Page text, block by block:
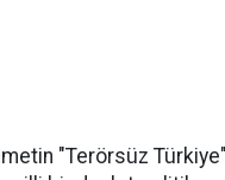
"Terörsüz